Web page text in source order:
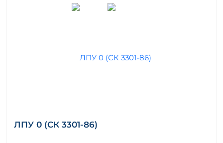
ЛПУ 0 (СК 3301-86)